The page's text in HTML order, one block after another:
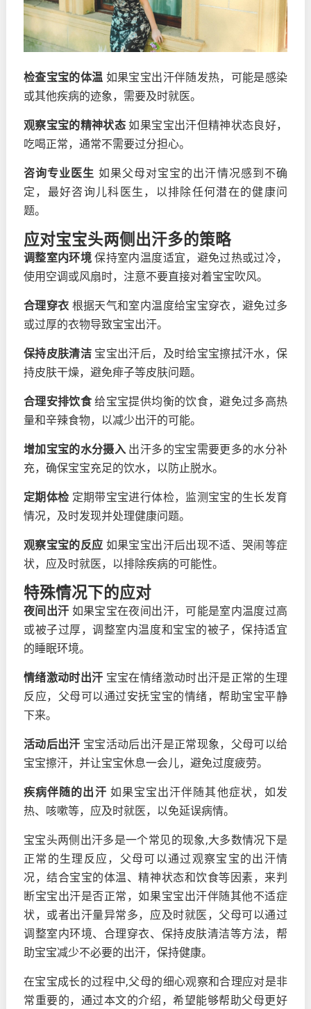
检查宝宝的体温 如果宝宝出汗伴随发热，可能是感染
或其他疾病的迹象，需要及时就医。
观察宝宝的精神状态如果宝宝出汗但精神状态良好，
吃喝正常，通常不需要过分担心。
咨询专业医生 如果父母对宝宝的出汗情况感到不确
定，最好咨询儿科医生，以排除任何潜在的健康问
题。
应对宝宝头两侧出汗多的策略
调整室内环境保持室内温度适宜，避免过热或过冷，
使用空调或风扇时，注意不要直接对着宝宝吹风。
合理穿衣 根据天气和室内温度给宝宝穿衣，避免过多
或过厚的衣物导致宝宝出汗。
保持皮肤清洁 宝宝出汗后，及时给宝宝擦拭汗水，保
持皮肤干燥，避免痱子等皮肤问题。
合理安排饮食给宝宝提供均衡的饮食，避免过多高热
量和辛辣食物，以减少出汗的可能。
增加宝宝的水分摄入 出汗多的宝宝需要更多的水分补
充，确保宝宝充足的饮水，以防止脱水。
定期体检 定期带宝宝进行体检，监测宝宝的生长发育
情况，及时发现并处理健康问题。
观察宝宝的反应 如果宝宝出汗后出现不适、哭闹等症
状，应及时就医，以排除疾病的可能性。
特殊情况下的应对
夜间出汗 如果宝宝在夜间出汗，可能是室内温度过高
或被子过厚，调整室内温度和宝宝的被子，保持适宜
的睡眠环境。
情绪激动时出汗 宝宝在情绪激动时出汗是正常的生理
反应，父母可以通过安抚宝宝的情绪，帮助宝宝平静
下来。
活动后出汗 宝宝活动后出汗是正常现象，父母可以给
宝宝擦汗，并让宝宝休息一会儿，避免过度疲劳。
疾病伴随的出汗 如果宝宝出汗伴随其他症状，如发
热、咳嗽等，应及时就医，以免延误病情。
宝宝头两侧出汗多是一个常见的现象,大多数情况下是
正常的生理反应，父母可以通过观察宝宝的出汗情
况，结合宝宝的体温、精神状态和饮食等因素，来判
断宝宝出汗是否正常，如果宝宝出汗伴随其他不适症
状，或者出汗量异常多，应及时就医，父母可以通过
调整室内环境、合理穿衣、保持皮肤清洁等方法，帮
助宝宝减少不必要的出汗，保持健康。
在宝宝成长的过程中,父母的细心观察和合理应对是非
常重要的，通过本文的介绍，希望能够帮助父母更好